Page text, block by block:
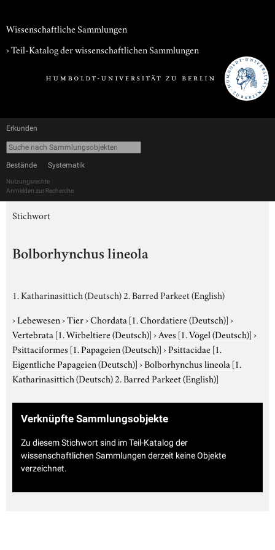
Wissenschaftliche Sammlungen
› Teil-Katalog der wissenschaftlichen Sammlungen
Erkunden
Bestände Systematik
Nutzungsrechte
Anmelden zur Recherche
Stichwort
Bolborhynchus lineola
1. Katharinasittich (Deutsch) 2. Barred Parkeet (English)
›Lebewesen›Tier›Chordata [1. Chordatiere (Deutsch)]›
Vertebrata [1. Wirbeltiere (Deutsch)]›Aves [1. Vögel (Deutsch)]›
Psittaciformes [1. Papageien (Deutsch)]›Psittacidae [1.
Eigentliche Papageien (Deutsch)]›Bolborhynchus lineola [1.
Katharinasittich (Deutsch) 2. Barred Parkeet (English)]
Verknüpfte Sammlungsobjekte
Zu diesem Stichwort sind im Teil-Katalog der
wissenschaftlichen Sammlungen derzeit keine Objekte
verzeichnet.